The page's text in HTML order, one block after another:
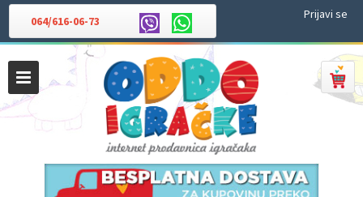
064/616-06-73 Prijavi se